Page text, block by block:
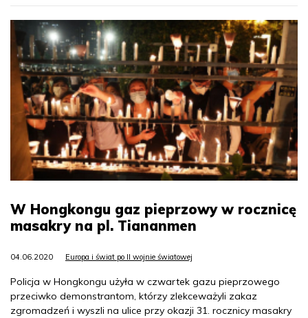
W Hongkongu gaz pieprzowy w rocznicę
masakry na pl. Tiananmen
04.06.2020 Europa i świat po II wojnie światowej
Policja w Hongkongu użyła w czwartek gazu pieprzowego
przeciwko demonstrantom, którzy zlekceważyli zakaz
zgromadzeń i wyszli na ulice przy okazji 31. rocznicy masakry